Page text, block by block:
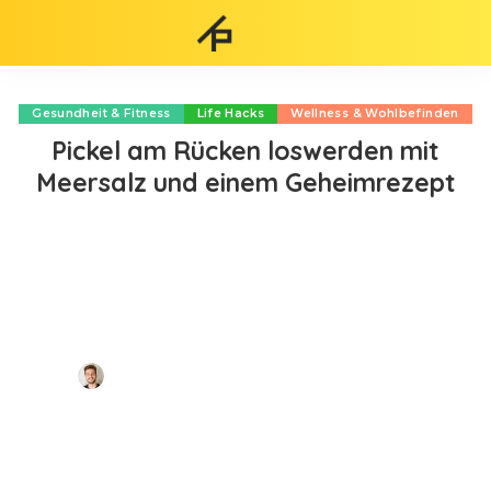
Gesundheit & Fitness Life Hacks Wellness & Wohlbefinden
Pickel am Rücken loswerden mit
Meersalz und einem Geheimrezept